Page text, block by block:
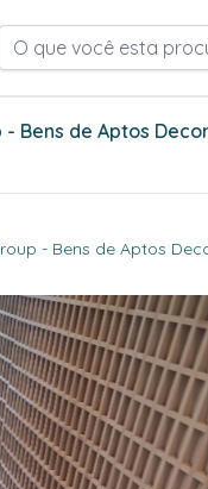
O que você esta
- Bens de Aptos
- Bens de Aptos